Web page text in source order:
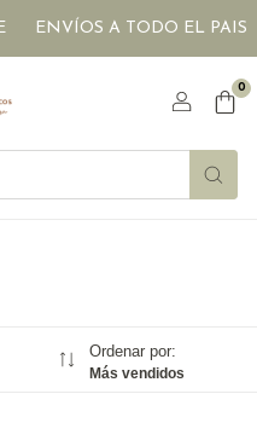
ENVÍOS A TODO EL PAIS
0
Ordenar por:
Más vendidos